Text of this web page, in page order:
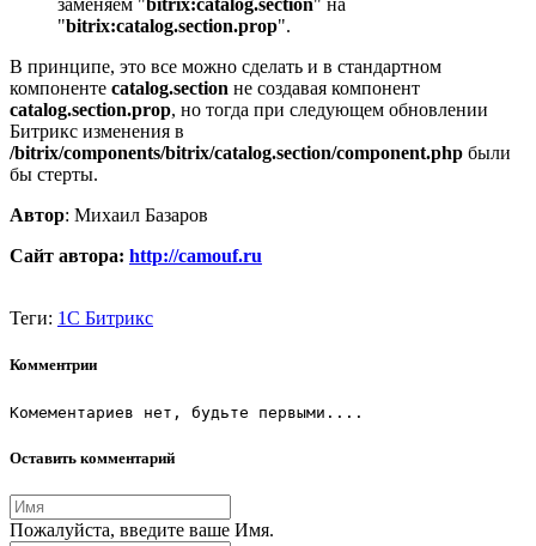
"bitrix:catalog.section.prop".
В принципе, это все можно сделать и в стандартном
компоненте catalog.section не создавая компонент
catalog.section.prop, но тогда при следующем обновлении
Битрикс изменения в
/bitrix/components/bitrix/catalog.section/component.php были
бы стерты.
Автор: Михаил Базаров
Сайт автора: http://camouf.ru
Теги: 1С Битрикс
Комментрии
Комементариев нет, будьте первыми....
Оставить комментарий
Пожалуйста, введите ваше Имя.